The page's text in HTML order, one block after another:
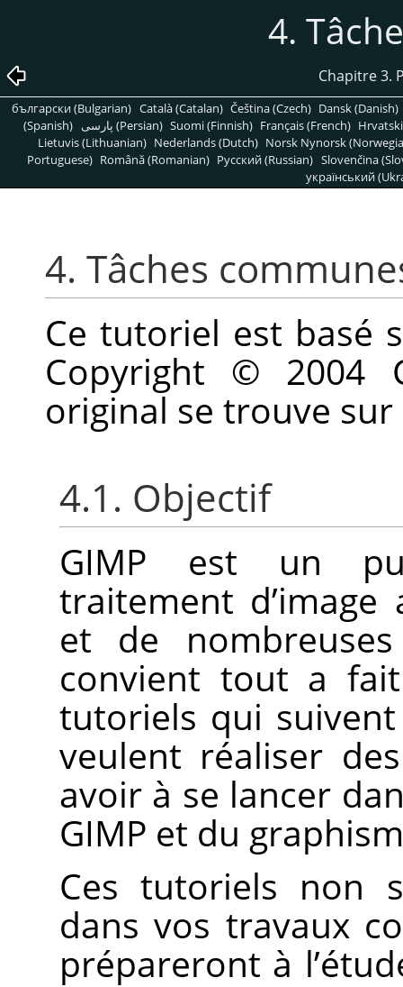
4.
Chapitre 3.
български (Bulgarian) Català (Catalan) Čeština (Czech) Dansk (Danish)
(Spanish)
پارسی (Persian) Suomi (Finnish) Français (French)
Lietuvis (Lithuanian) Nederlands (Dutch) Norsk Nynorsk
Portuguese) Română (Romanian) Pусский (Russian) Slovenčina
український
4. Tâches
Ce tutoriel est basé
Copyright © 2004
original se trouve
4.1. Objectif
GIMP est un
traitement
et de
convient tout a
tutoriels qui
veulent réaliser
avoir à se lancer
GIMP et du
Ces tutoriels non
dans vos travaux
prépareront à